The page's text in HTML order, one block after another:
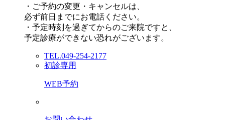
・ご予約の変更・キャンセルは、
必ず前日までにお電話ください。
・予定時刻を過ぎてからのご来院ですと、
予定診療ができない恐れがございます。
TEL.049-254-2177
初診専用
WEB予約